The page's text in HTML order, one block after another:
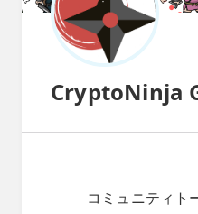
CryptoNinja
コミュニティト